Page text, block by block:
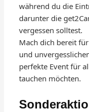
während du die
darunter die
vergessen solltest.
Mach dich bereit
und
perfekte Event für
tauchen möchten.